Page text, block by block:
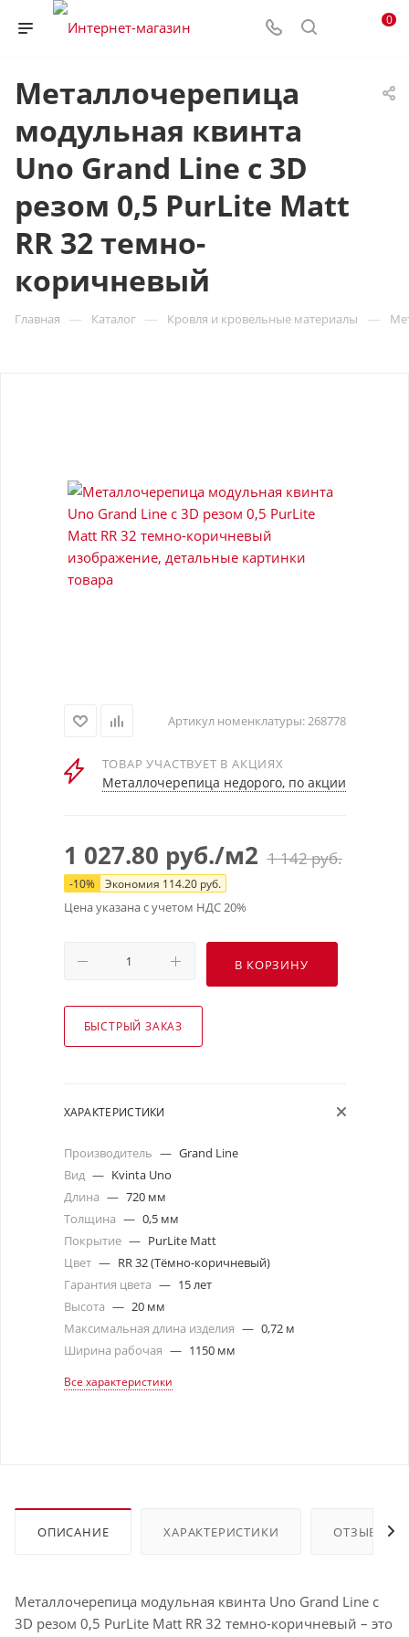
0
Металлочерепица
модульная квинта
Uno Grand Line c 3D
резом 0,5 PurLite Мatt
RR 32 темно-
коричневый
Главная — Каталог — Кровля и кровельные материалы —
Артикул номенклатуры:268778
ТОВАР УЧАСТВУЕТ В АКЦИЯХ
Металлочерепица недорого, по акции
1 027.80 руб./м2 1 142руб.
-10% Экономия 114.20руб.
Цена указана с учетом НДС 20%
В КОРЗИНУ
БЫСТРЫЙ ЗАКАЗ
ХАРАКТЕРИСТИКИ
Производитель — Grand Line
Вид — Kvinta Uno
Длина — 720 мм
Толщина — 0,5 мм
Покрытие — PurLite Matt
Цвет — RR 32 (Тёмно-коричневый)
Гарантия цвета — 15 лет
Высота — 20 мм
Максимальная длина изделия — 0,72 м
Ширина рабочая — 1150 мм
Все характеристики
ОПИСАНИЕ ХАРАКТЕРИСТИКИ ОТЗЫВЫ
Металлочерепица модульная квинта Uno Grand Line c
3D резом 0,5 PurLite Мatt RR 32 темно-коричневый – это